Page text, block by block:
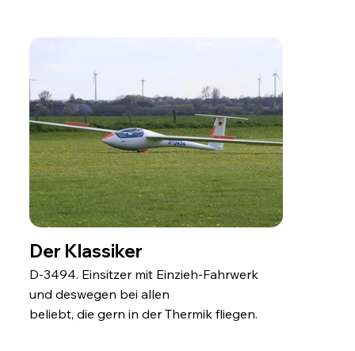
Der Klassiker
D-3494. Einsitzer mit Einzieh-Fahrwerk
und deswegen bei allen
beliebt, die gern in der Thermik fliegen.